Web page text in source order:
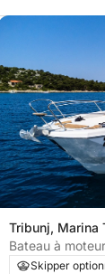
Tribunj, Marina
Bateau à
Sundeck 350cv
Skipper